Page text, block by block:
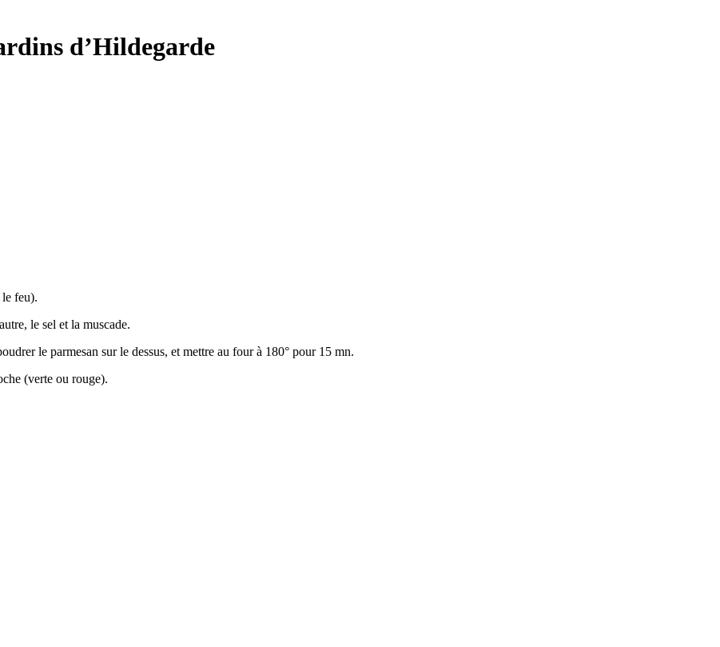
d’Hildegarde
feu).
le sel et la muscade.
le parmesan sur le dessus, et mettre au four à 180° pour 15 mn.
(verte ou rouge).